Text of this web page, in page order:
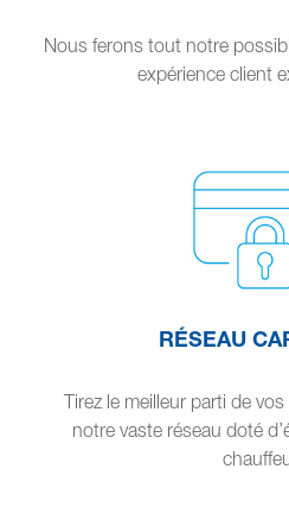
Nous ferons tout notre
expérience client
RÉSEAU
Tirez le meilleur parti de
notre vaste réseau doté